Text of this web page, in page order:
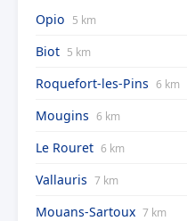
Opio 5 km
Biot 5 km
Roquefort-les-Pins 6 km
Mougins 6 km
Le Rouret 6 km
Vallauris 7 km
Mouans-Sartoux 7 km